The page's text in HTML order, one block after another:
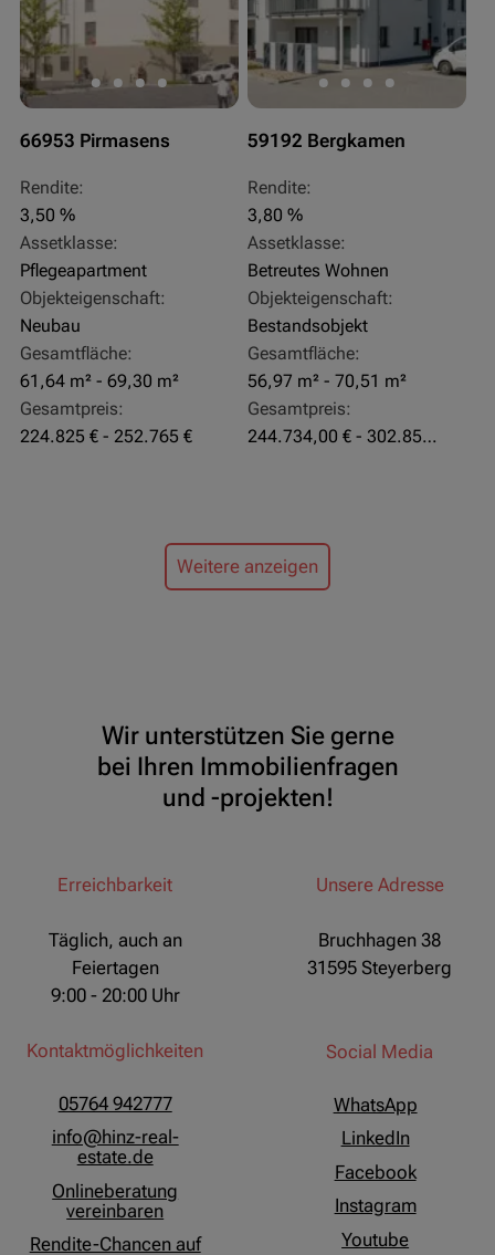
66953 Pirmasens
Rendite:
3,50 %
Assetklasse:
Pflegeapartment
Objekteigenschaft:
Neubau
Gesamtfläche:
61,64 m² - 69,30 m²
Gesamtpreis:
224.825 € - 252.765 €
59192 Bergkamen
Rendite:
3,80 %
Assetklasse:
Betreutes Wohnen
Objekteigenschaft:
Bestandsobjekt
Gesamtfläche:
56,97 m² - 70,51 m²
Gesamtpreis:
244.734,00 € - 302.855,00 €
Weitere anzeigen
Wir unterstützen Sie gerne
bei Ihren Immobilienfragen
und -projekten!
Erreichbarkeit
Täglich, auch an
Feiertagen
9:00 - 20:00 Uhr
Kontaktmöglichkeiten
05764 942777
info@hinz-real-
estate.de
Onlineberatung
vereinbaren
Rendite-Chancen auf
Unsere Adresse
Bruchhagen 38
31595 Steyerberg
Social Media
WhatsApp
LinkedIn
Facebook
Instagram
Youtube